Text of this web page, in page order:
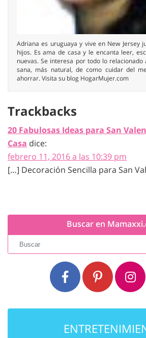
Adriana es uruguaya y vive en New Jersey
hijos. Es ama de casa y le encanta leer,
nuevas. Se interesa por todo lo
sana, más natural, de como cuidar del
ahorrar. Visita su blog HogarMujer.com
Trackbacks
20 Fabulosas Ideas para San
Casa dice:
febrero 11, 2016 a las 10:39 pm
[…] Decoración Sencilla para San
Buscar en